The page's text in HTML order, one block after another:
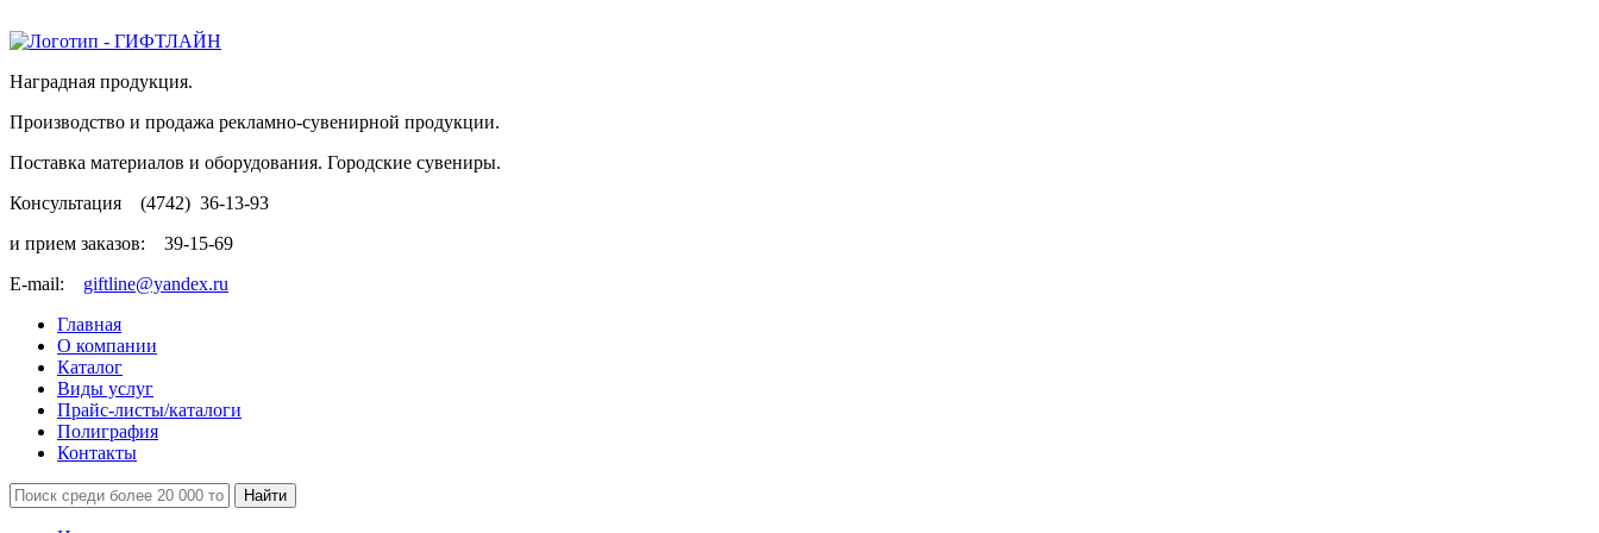
Наградная продукция.
Производство и продажа рекламно-сувенирной продукции.
Поставка материалов и оборудования. Городские сувениры.
Консультация (4742) 36-13-93
и прием заказов: 39-15-69
E-mail: giftline@yandex.ru
Главная
О компании
Каталог
Виды услуг
Прайс-листы/каталоги
Полиграфия
Контакты